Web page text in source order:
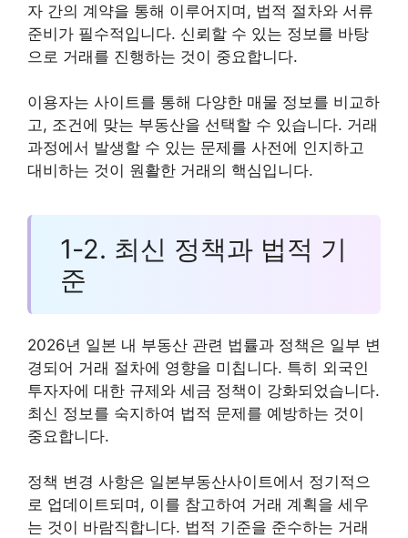
자 간의 계약을 통해 이루어지며, 법적 절차와 서류
준비가 필수적입니다. 신뢰할 수 있는 정보를 바탕
으로 거래를 진행하는 것이 중요합니다.
이용자는 사이트를 통해 다양한 매물 정보를 비교하
고, 조건에 맞는 부동산을 선택할 수 있습니다. 거래
과정에서 발생할 수 있는 문제를 사전에 인지하고
대비하는 것이 원활한 거래의 핵심입니다.
1-2. 최신 정책과 법적 기
준
2026년 일본 내 부동산 관련 법률과 정책은 일부 변
경되어 거래 절차에 영향을 미칩니다. 특히 외국인
투자자에 대한 규제와 세금 정책이 강화되었습니다.
최신 정보를 숙지하여 법적 문제를 예방하는 것이
중요합니다.
정책 변경 사항은 일본부동산사이트에서 정기적으
로 업데이트되며, 이를 참고하여 거래 계획을 세우
는 것이 바람직합니다. 법적 기준을 준수하는 거래